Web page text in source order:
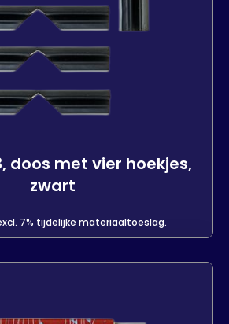
doos met vier hoekjes,
zwart
7% tijdelijke materiaaltoeslag.
doos met vier hoekjes,
-